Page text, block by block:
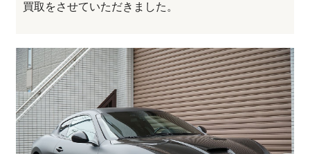
買取をさせていただきました。